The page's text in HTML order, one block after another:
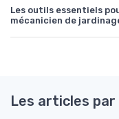
Les outils essentiels
mécanicien de
Les articles